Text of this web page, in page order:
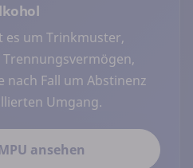
es um Trinkmuster,
nach Fall um Abstinenz
Umgang.
ansehen